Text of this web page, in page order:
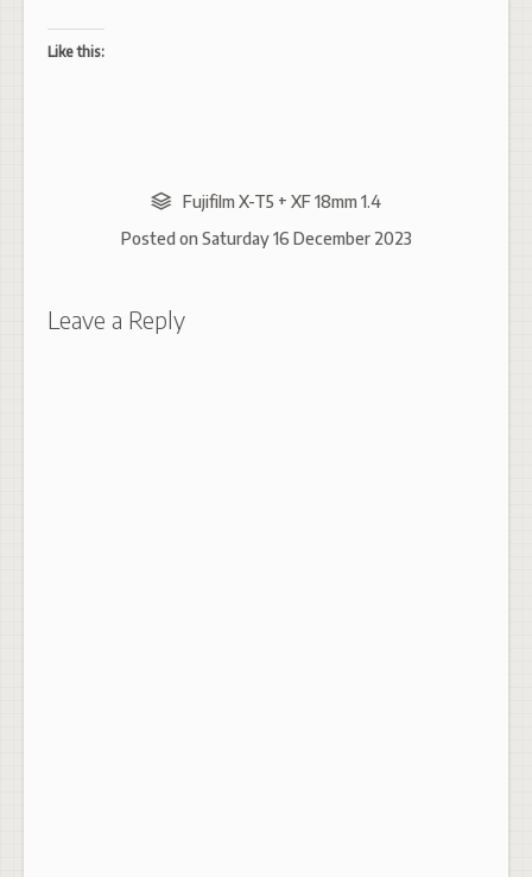
Like this:
Fujifilm X-T5 + XF 18mm 1.4
Posted on Saturday 16 December 2023
Leave a Reply